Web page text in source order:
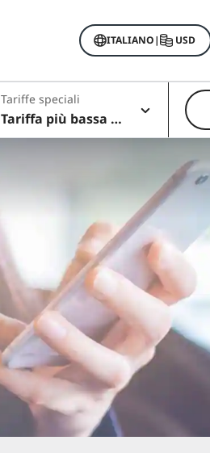
ITALIANO| USD
Tariffe speciali
Tariffa più bassa di
sponibile